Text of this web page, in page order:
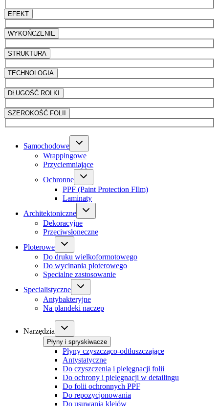
EFEKT
WYKOŃCZENIE
STRUKTURA
TECHNOLOGIA
DŁUGOŚĆ ROLKI
SZEROKOŚĆ FOLII
Samochodowe
Wrappingowe
Przyciemniające
Ochronne
PPF (Paint Protection FIlm)
Laminaty
Architektoniczne
Dekoracyjne
Przeciwsłoneczne
Ploterowe
Do druku wielkoformotowego
Do wycinania ploterowego
Specialne zastosowanie
Specialistyczne
Antybakteryjne
Na plandeki naczep
Narzędzia
Płyny i spryskiwacze
Płyny czyszcząco-odtłuszczające
Antystatyczne
Do czyszczenia i pielęgnacji folii
Do ochrony i pielęgnacji w detailingu
Do folii ochronnych PPF
Do repozycjonowania
Do usuwania klejów